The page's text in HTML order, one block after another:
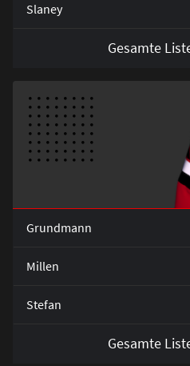
Slaney
Gesamte
Grundmann
Millen
Stefan
Gesamte